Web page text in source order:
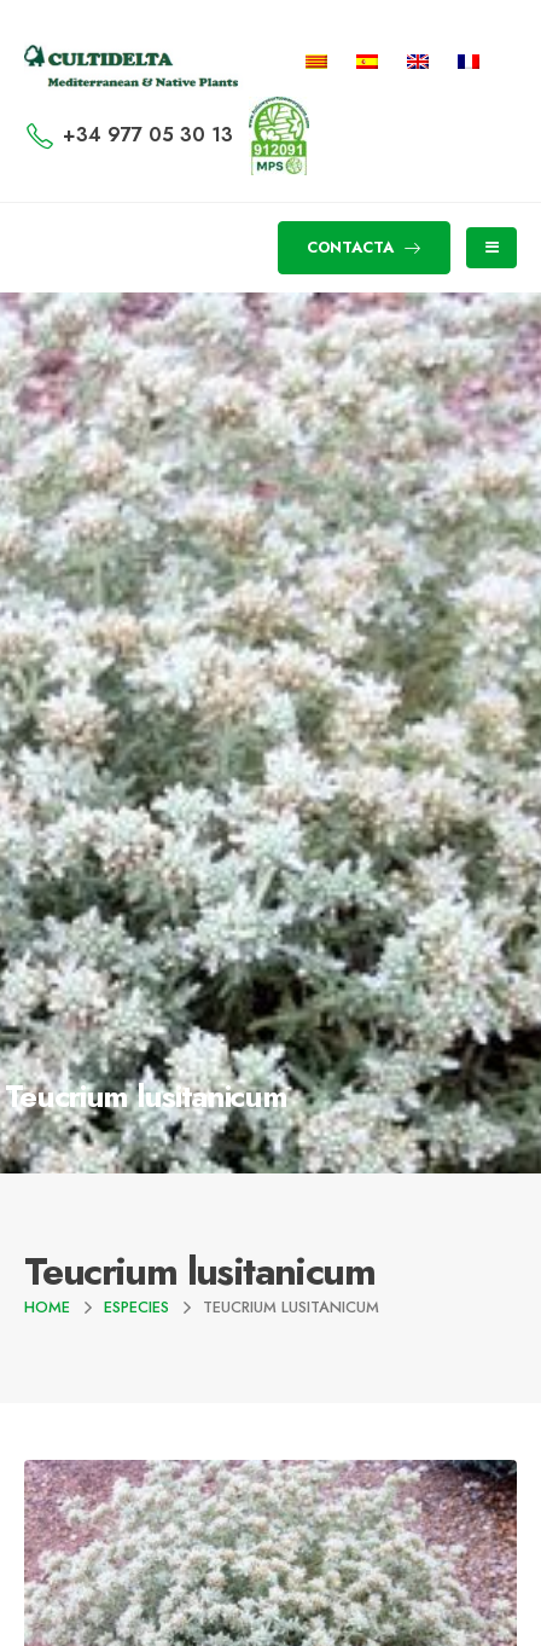
+34 977 05 30 13
CONTACTA
Teucrium lusitanicum
Teucrium lusitanicum
HOME ESPECIES TEUCRIUM LUSITANICUM